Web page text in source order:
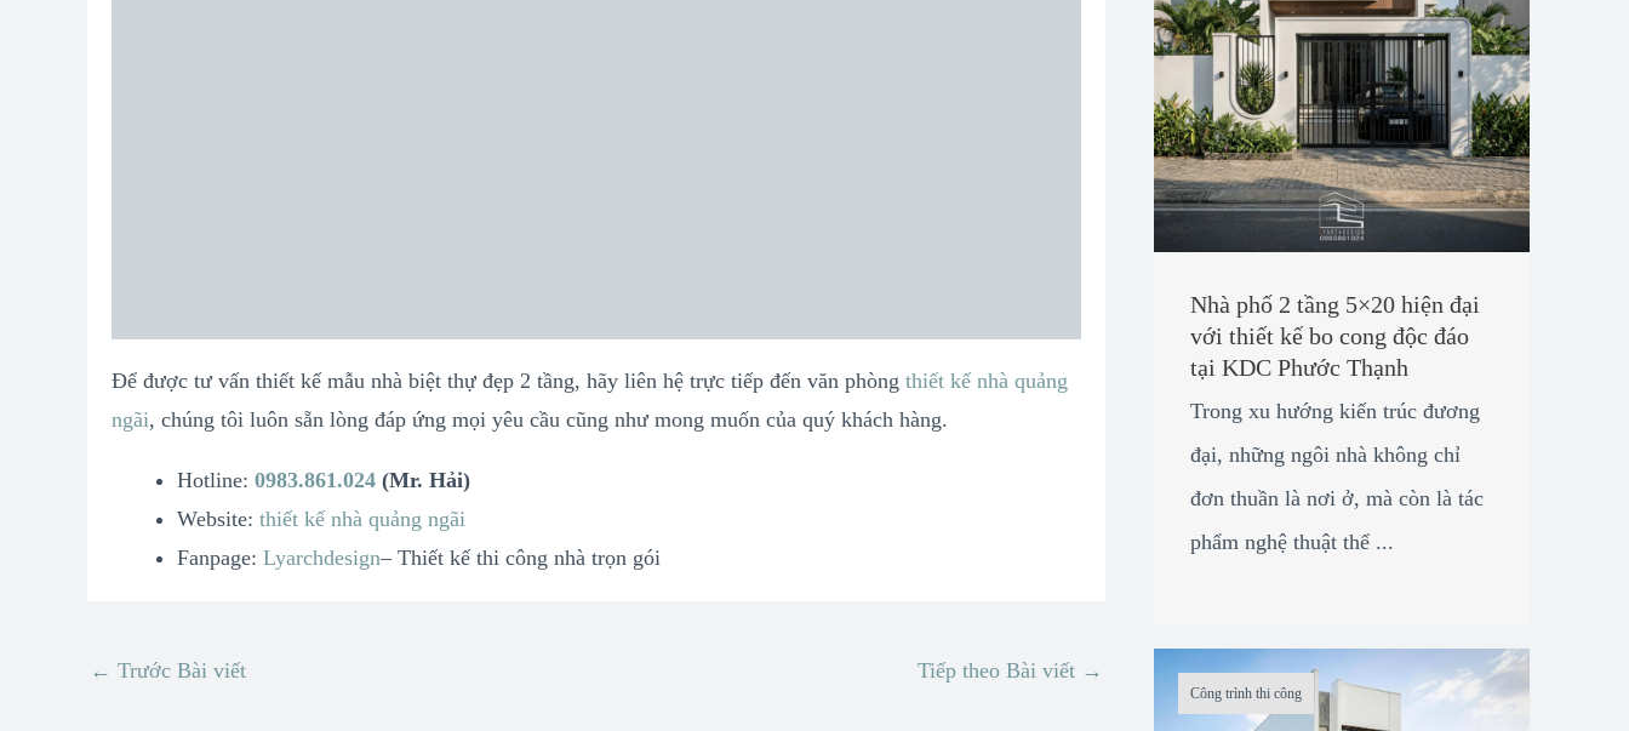
Để được tư vấn thiết kế mẫu nhà biệt thự đẹp 2 tầng, hãy liên hệ trực tiếp đến văn phòng thiết kế nhà quảng
ngãi, chúng tôi luôn sẵn lòng đáp ứng mọi yêu cầu cũng như mong muốn của quý khách hàng.
Hotline: 0983.861.024 (Mr. Hải)
Website: thiết kế nhà quảng ngãi
Fanpage: Lyarchdesign– Thiết kế thi công nhà trọn gói
← Trước Bài viết Tiếp theo Bài viết →
Nhà phố 2 tầng 5×20 hiện đại
với thiết kế bo cong độc đáo
tại KDC Phước Thạnh
Trong xu hướng kiến trúc đương
đại, những ngôi nhà không chỉ
đơn thuần là nơi ở, mà còn là tác
phẩm nghệ thuật thể ...
Công trình thi công